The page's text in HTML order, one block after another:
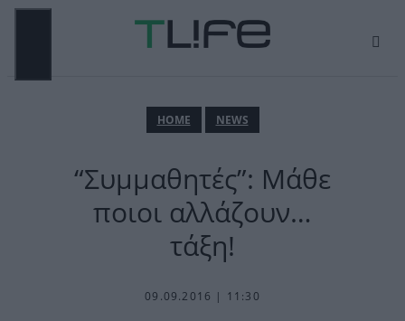
Μετάβαση
ΗΟΜΕ NEWS
“Συμμαθητές”: Μάθε
ποιοι αλλάζουν…
τάξη!
09.09.2016 | 11:30